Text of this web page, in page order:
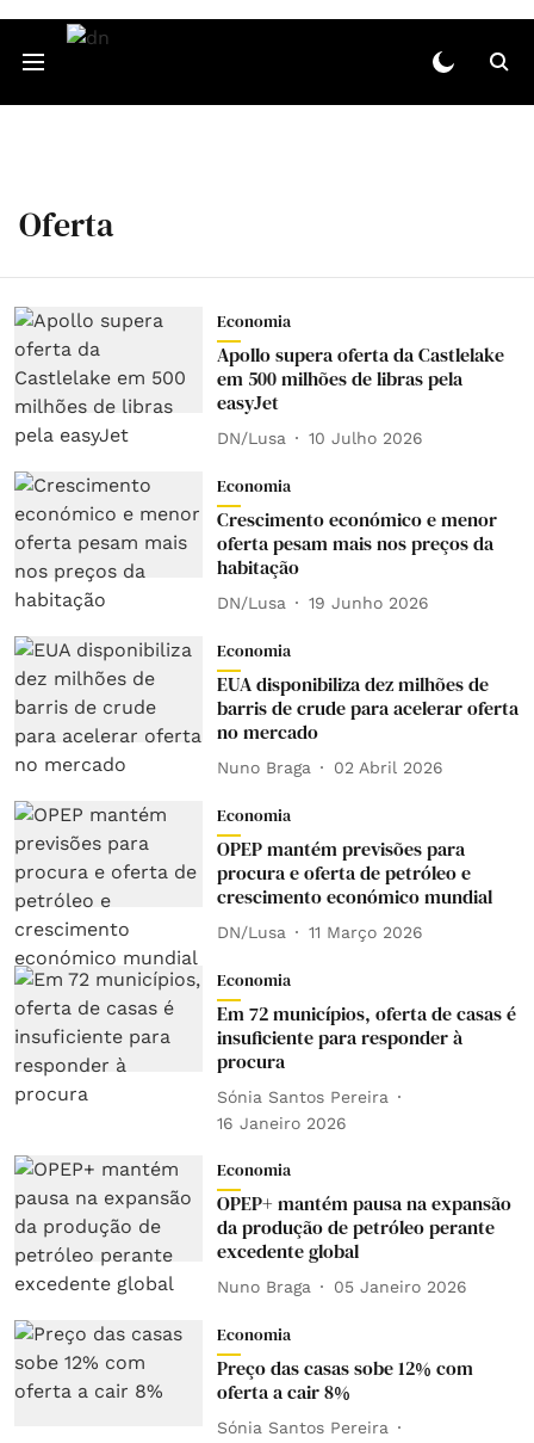
Oferta
Economia
Apollo supera oferta da Castlelake
em 500 milhões de libras pela
easyJet
DN/Lusa 10 Julho 2026
Economia
Crescimento económico e menor
oferta pesam mais nos preços da
habitação
DN/Lusa 19 Junho 2026
Economia
EUA disponibiliza dez milhões de
barris de crude para acelerar oferta
no mercado
Nuno Braga 02 Abril 2026
Economia
OPEP mantém previsões para
procura e oferta de petróleo e
crescimento económico mundial
DN/Lusa 11 Março 2026
Economia
Em 72 municípios, oferta de casas é
insuficiente para responder à
procura
Sónia Santos Pereira
16 Janeiro 2026
Economia
OPEP+ mantém pausa na expansão
da produção de petróleo perante
excedente global
Nuno Braga 05 Janeiro 2026
Economia
Preço das casas sobe 12% com
oferta a cair 8%
Sónia Santos Pereira